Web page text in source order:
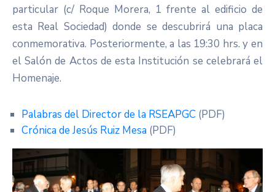
particular (c/ Roque Morera, 1 frente al edificio de
esta Real Sociedad) donde se descubrirá una placa
conmemorativa. Posteriormente, a las 19:30 hrs. y en
el Salón de Actos de esta Institución se celebrará el
Homenaje.
Palabras del Director de la RSEAPGC (PDF)
Crónica de Jesús Ruiz Mesa (PDF)